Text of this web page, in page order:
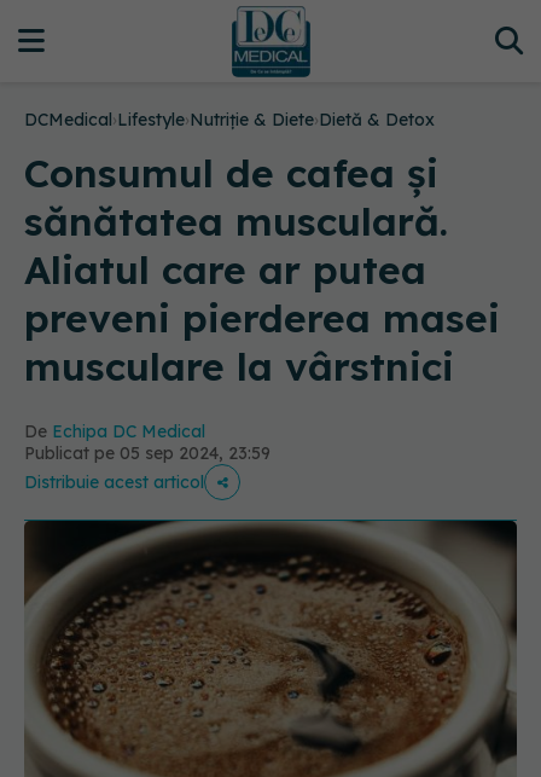
DCMedical›Lifestyle›Nutriție & Diete›Dietă & Detox
Consumul de cafea și
sănătatea musculară.
Aliatul care ar putea
preveni pierderea masei
musculare la vârstnici
De Echipa DC Medical
Publicat pe 05 sep 2024, 23:59
Distribuie acest articol